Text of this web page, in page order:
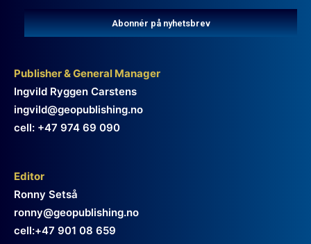
Abonnér på nyhetsbrev
Publisher & General Manager
Ingvild Ryggen Carstens
ingvild@geopublishing.no
cell: +47 974 69 090
Editor
Ronny Setså
ronny@geopublishing.no
cell:+47 901 08 659